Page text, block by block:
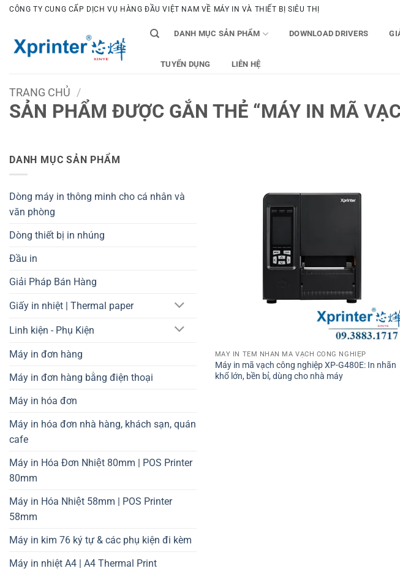
Bỏ
dung
CÔNG TY CUNG CẤP DỊCH VỤ HÀNG ĐẦU VIỆT NAM VỀ MÁY IN VÀ THIẾT BỊ SIÊU THỊ
DANH MỤC SẢN PHẨM DOWNLOAD DRIVERS
TUYỂN DỤNG LIÊN HỆ
TRANG CHỦ /
SẢN PHẨM ĐƯỢC GẮN THẺ “MÁY IN MÃ
DANH MỤC SẢN PHẨM
Dòng máy in thông minh cho cá nhân và
văn phòng
Dòng thiết bị in nhúng
Đầu in
Giải Pháp Bán Hàng
Giấy in nhiệt | Thermal paper
Linh kiện - Phụ Kiện
Máy in đơn hàng
Máy in đơn hàng bằng điện thoại
Máy in hóa đơn
Máy in hóa đơn nhà hàng, khách sạn, quán
cafe
Máy in Hóa Đơn Nhiệt 80mm | POS Printer
80mm
Máy in Hóa Nhiệt 58mm | POS Printer
58mm
Máy in kim 76 ký tự & các phụ kiện đi kèm
Máy in nhiệt A4 | A4 Thermal Print
MÁY IN TEM NHÃN MÃ VẠCH CÔNG NGHIỆP
Máy in mã vạch công nghiệp XP-G480E: In nhãn
khổ lớn, bền bỉ, dùng cho nhà máy